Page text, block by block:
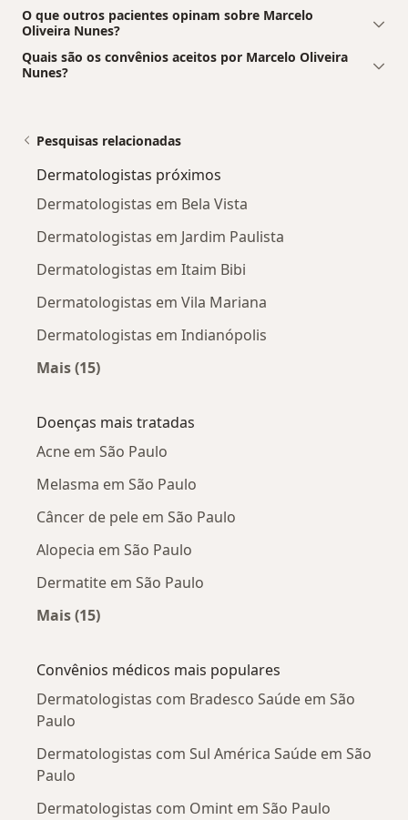
O que outros pacientes opinam sobre Marcelo
Oliveira Nunes?
Quais são os convênios aceitos por Marcelo Oliveira
Nunes?
Pesquisas relacionadas
Dermatologistas próximos
Dermatologistas em Bela Vista
Dermatologistas em Jardim Paulista
Dermatologistas em Itaim Bibi
Dermatologistas em Vila Mariana
Dermatologistas em Indianópolis
Mais (15)
Doenças mais tratadas
Acne em São Paulo
Melasma em São Paulo
Câncer de pele em São Paulo
Alopecia em São Paulo
Dermatite em São Paulo
Mais (15)
Convênios médicos mais populares
Dermatologistas com Bradesco Saúde em São
Paulo
Dermatologistas com Sul América Saúde em São
Paulo
Dermatologistas com Omint em São Paulo